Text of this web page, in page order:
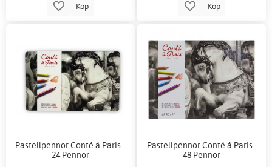
Köp Köp
Pastellpennor Conté á Paris -
24 Pennor
Pastellpennor Conté á Paris -
48 Pennor